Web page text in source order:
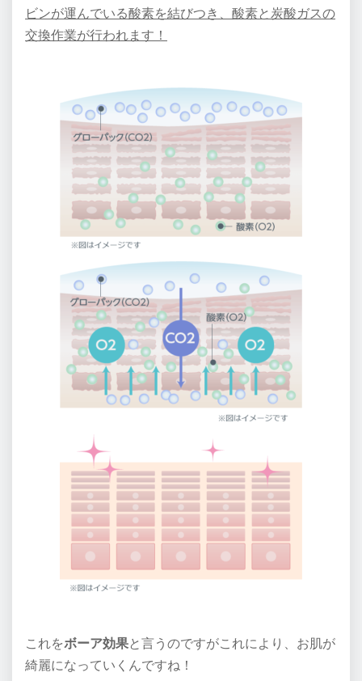
ビンが運んでいる酸素を結びつき、酸素と炭酸ガスの
交換作業が行われます！
これをボーア効果と言うのですがこれにより、お肌が
綺麗になっていくんですね！